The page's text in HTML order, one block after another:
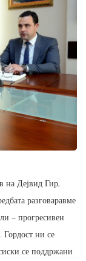
на Дејвид Гир,
разговаравме
– прогресивен
Гордост ни се
се поддржани